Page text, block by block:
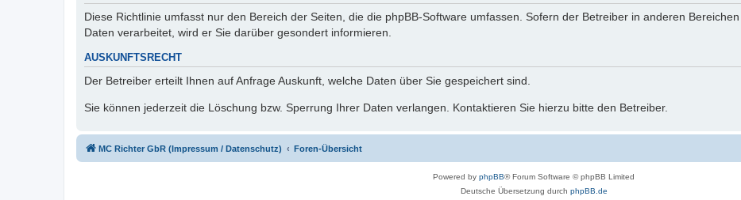
Diese Richtlinie umfasst nur den Bereich der Seiten, die die phpBB-Software umfassen. Sofern der Betreiber in anderen
Daten verarbeitet, wird er Sie darüber gesondert informieren.
AUSKUNFTSRECHT
Der Betreiber erteilt Ihnen auf Anfrage Auskunft, welche Daten über Sie gespeichert sind.
Sie können jederzeit die Löschung bzw. Sperrung Ihrer Daten verlangen. Kontaktieren Sie hierzu bitte den Betreiber.
MC Richter GbR (Impressum / Datenschutz) Foren-Übersicht
Powered by phpBB® Forum Software © phpBB Limited
Deutsche Übersetzung durch phpBB.de